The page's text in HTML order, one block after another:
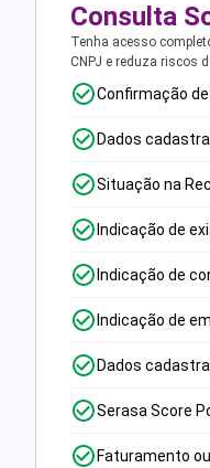
Consulta
Tenha acesso
CNPJ e reduza riscos
Confirmação
Dados
Situação na
Indicação de
Indicação de
Indicação de
Dados
Serasa Score
Faturamento